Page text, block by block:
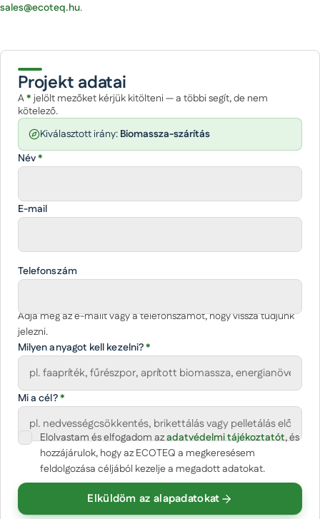
sales@ecoteq.hu.
Projekt adatai
A*jelölt mezőket kérjük kitölteni — a többi segít, de nem
kötelező.
Kiválasztott irány: Biomassza-szárítás
Név*
E-mail
Telefonszám
Adja meg az e-mailt vagy a telefonszámot, hogy vissza tudjunk
jelezni.
Milyen anyagot kell kezelni?*
Mi a cél?*
(opcionális)
Cégnév
Körülbelüli mennyiség
Elolvastam és elfogadom azadatvédelmi tájékoztatót, és
hozzájárulok, hogy az ECOTEQ a megkeresésem
feldolgozása céljából kezelje a megadott adatokat.
Elküldöm az alapadatokat